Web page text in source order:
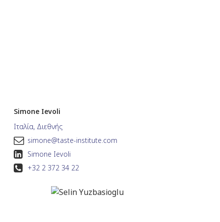
Simone Ievoli
Ιταλία, Διεθνής
simone@taste-institute.com
Simone Ievoli
+32 2 372 34 22